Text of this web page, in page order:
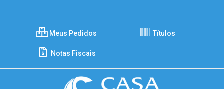
Meus Pedidos Títulos
Notas Fiscais